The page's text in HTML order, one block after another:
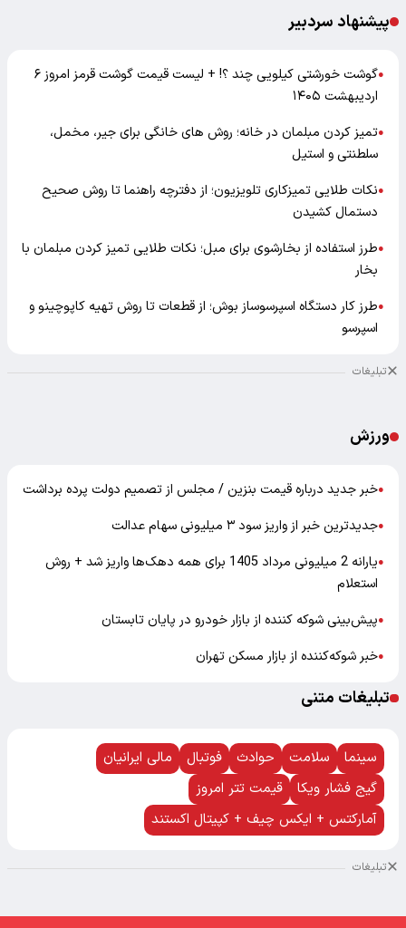
پیشنهاد سردبیر
●
گوشت خورشتی کیلویی چند ؟! + لیست قیمت گوشت قرمز امروز ۶
اردیبهشت ۱۴۰۵
●تمیز کردن مبلمان در خانه؛ روش های خانگی برای جیر، مخمل،
سلطنتی و استیل
●نکات طلایی تمیزکاری تلویزیون؛ از دفترچه راهنما تا روش صحیح
دستمال کشیدن
●طرز استفاده از بخارشوی برای مبل؛ نکات طلایی تمیز کردن مبلمان با
بخار
●طرز کار دستگاه اسپرسوساز بوش؛ از قطعات تا روش تهیه کاپوچینو و
اسپرسو
تبلیغات
ورزش
●خبر جدید درباره قیمت بنزین / مجلس از تصمیم دولت پرده برداشت
●جدیدترین خبر از واریز سود ۳ میلیونی سهام عدالت
●
یارانه 2 میلیونی مرداد 1405 برای همه دهک‌ها واریز شد + روش
استعلام
●پیش‌بینی شوکه کننده از بازار خودرو در پایان تابستان
●خبر شوکه‌کننده از بازار مسکن تهران
تبلیغات متنی
سینما سلامت حوادث فوتبال
مالی ایرانیان
گیج فشار ویکا
قیمت تتر امروز
آمارکتس + ایکس چیف + کپیتال اکستند
تبلیغات